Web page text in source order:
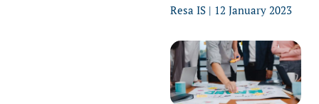
Resa IS 12 January 2023